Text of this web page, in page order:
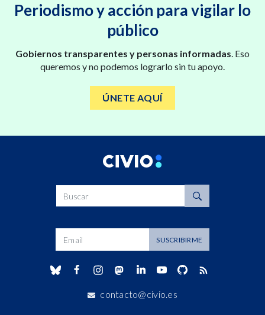
Periodismo y acción para vigilar lo
público
Gobiernos transparentes y personas informadas. Eso
queremos y no podemos lograrlo sin tu apoyo.
ÚNETE AQUÍ
SUSCRIBIRME
contacto@civio.es